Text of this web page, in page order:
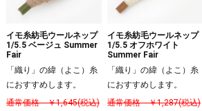
イモ糸紡毛ウールネップ
1/5.5 ベージュ Summer
Fair
「織り」の緯（よこ）糸
におすすめします。
通常価格 ￥1,645(税込)
イモ糸紡毛ウールネップ
1/5.5 オフホワイト
Summer Fair
「織り」の緯（よこ）糸
におすすめします。
通常価格 ￥1,287(税込)